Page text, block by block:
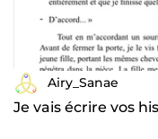
Airy_Sanae
Je vais écrire vos